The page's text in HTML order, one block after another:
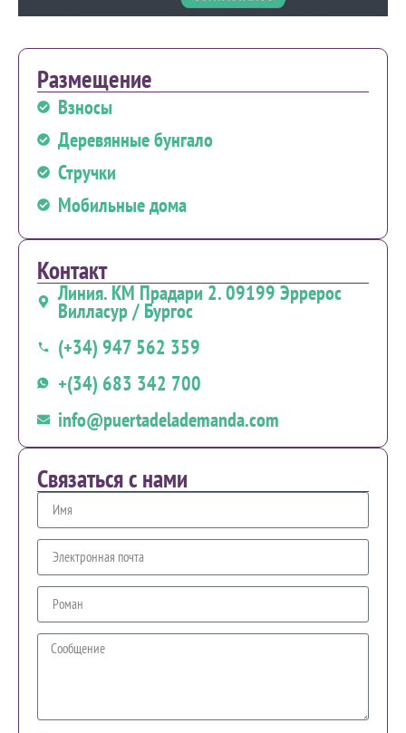
Размещение
Взносы
Деревянные бунгало
Стручки
Мобильные дома
Контакт
Линия. КМ Прадари 2. 09199 Эррерос
Вилласур / Бургос
(+34) 947 562 359
+(34) 683 342 700
info@puertadelademanda.com
Связаться с нами